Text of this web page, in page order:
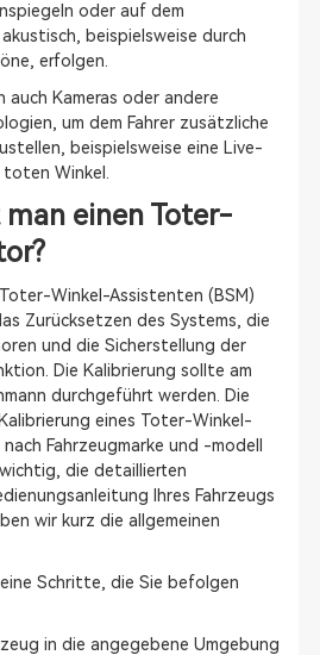
oder auf dem
beispielsweise durch
erfolgen.
auch Kameras oder andere
um dem Fahrer zusätzliche
beispielsweise eine Live-
Winkel.
einen Toter-
Winkel-Assistenten (BSM)
Zurücksetzen des Systems, die
und die Sicherstellung der
Die Kalibrierung sollte am
durchgeführt werden. Die
eines Toter-Winkel-
Fahrzeugmarke und -modell
die detaillierten
Ihres Fahrzeugs
wir kurz die allgemeinen
Schritte, die Sie befolgen
in die angegebene Umgebung